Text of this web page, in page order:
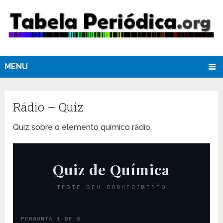
MENU
Rádio – Quiz
Quiz sobre o elemento químico rádio.
Quiz de Química
TESTE SEU CONHECIMENTO
PERGUNTA 1 DE 8